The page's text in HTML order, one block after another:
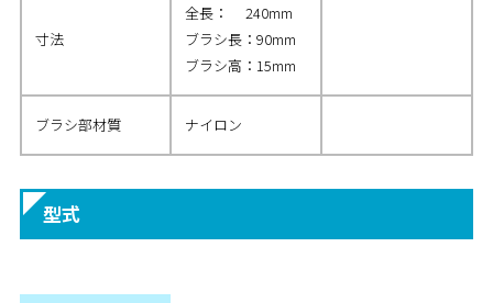
寸法
全長： 240mm
ブラシ長：90mm
ブラシ高：15mm
ブラシ部材質 ナイロン
型式